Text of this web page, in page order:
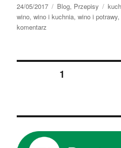
Data
publikacji
24/05/2017 Kategorie
Blog, Przepisy Tagi
wino,wino i kuchnia,wino i potrawy
komentarz
policzkiem
gorgonzolą
Stronicowanie
STRONA1